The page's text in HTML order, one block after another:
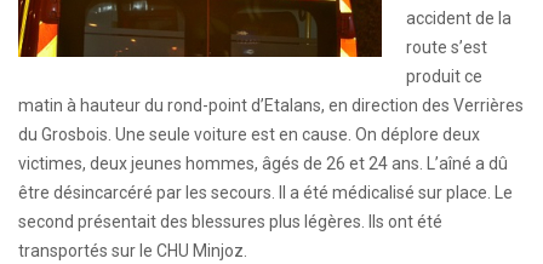
accident de la
route s’est
produit ce
matin à hauteur du rond-point d’Etalans, en direction des Verrières
du Grosbois. Une seule voiture est en cause. On déplore deux
victimes, deux jeunes hommes, âgés de 26 et 24 ans. L’aîné a dû
être désincarcéré par les secours. Il a été médicalisé sur place. Le
second présentait des blessures plus légères. Ils ont été
transportés sur le CHU Minjoz.